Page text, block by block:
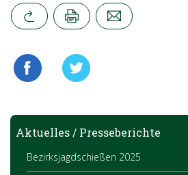
Aktuelles / Presseberichte
Bezirksjagdschießen 2025